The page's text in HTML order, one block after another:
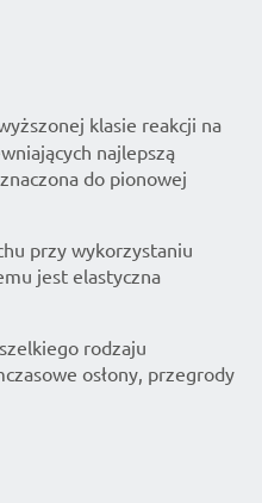
klasie reakcji na
najlepszą
do pionowej
przy wykorzystaniu
jest elastyczna
rodzaju
osłony, przegrody